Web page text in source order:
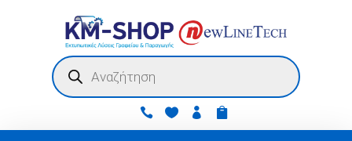
Products
search
   